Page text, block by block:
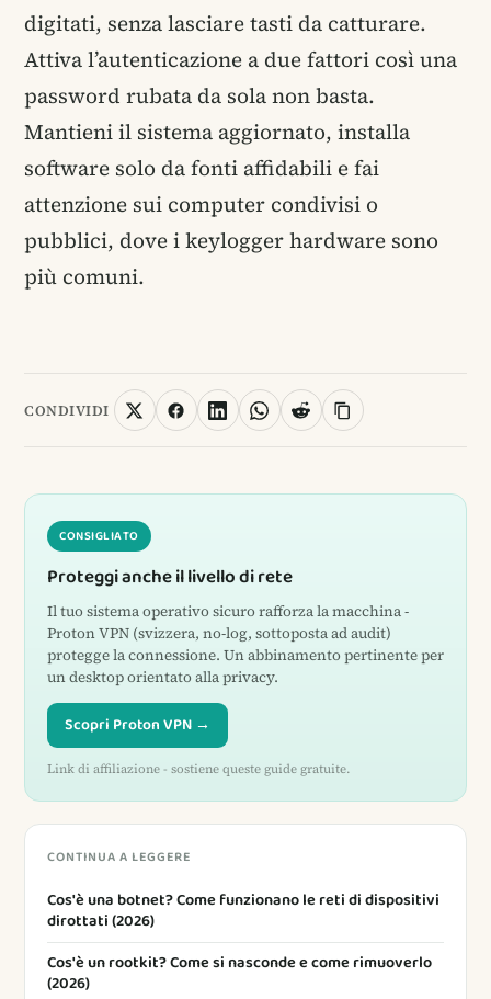
digitati, senza lasciare tasti da catturare.
Attiva l’autenticazione a due fattori così una
password rubata da sola non basta.
Mantieni il sistema aggiornato, installa
software solo da fonti affidabili e fai
attenzione sui computer condivisi o
pubblici, dove i keylogger hardware sono
più comuni.
CONDIVIDI
CONSIGLIATO
Proteggi anche il livello di rete
Il tuo sistema operativo sicuro rafforza la macchina -
Proton VPN (svizzera, no-log, sottoposta ad audit)
protegge la connessione. Un abbinamento pertinente per
un desktop orientato alla privacy.
Scopri Proton VPN →
Link di affiliazione - sostiene queste guide gratuite.
CONTINUA A LEGGERE
Cos'è una botnet? Come funzionano le reti di dispositivi
dirottati (2026)
Cos'è un rootkit? Come si nasconde e come rimuoverlo
(2026)